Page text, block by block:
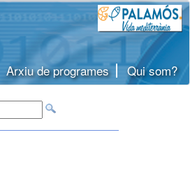
Arxiu de programes Qui som?